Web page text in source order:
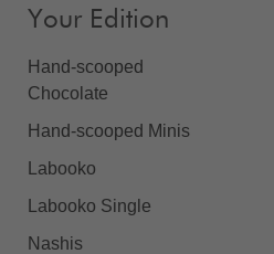
Your Edition
Hand-scooped
Chocolate
Hand-scooped Minis
Labooko
Labooko Single
Nashis